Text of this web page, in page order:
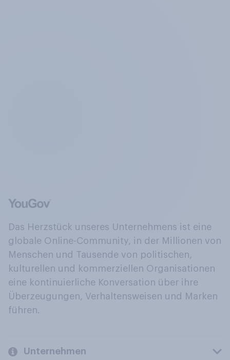
Das Herzstück unseres Unternehmens ist eine
globale Online-Community, in der Millionen von
Menschen und Tausende von politischen,
kulturellen und kommerziellen Organisationen
eine kontinuierliche Konversation über ihre
Überzeugungen, Verhaltensweisen und Marken
führen.
Unternehmen